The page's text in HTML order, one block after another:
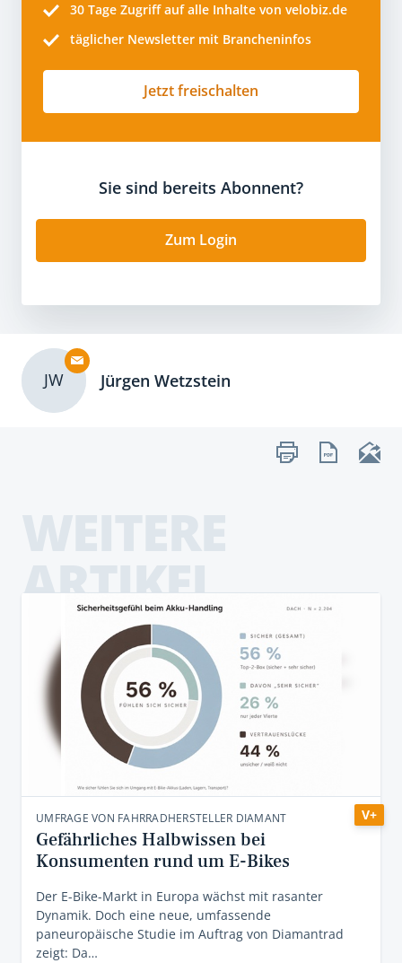
30 Tage Zugriff auf alle Inhalte von velobiz.de
täglicher Newsletter mit Brancheninfos
Jetzt freischalten
Sie sind bereits Abonnent?
Zum Login
JW Jürgen Wetzstein
ARTIKEL
V+
UMFRAGE VON FAHRRADHERSTELLER DIAMANT
Gefährliches Halbwissen bei
Konsumenten rund um E-Bikes
Der E-Bike-Markt in Europa wächst mit rasanter
Dynamik. Doch eine neue, umfassende
paneuropäische Studie im Auftrag von Diamantrad
zeigt: Da…